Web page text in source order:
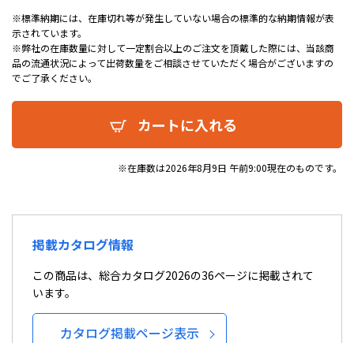
※標準納期には、在庫切れ等が発生していない場合の標準的な納期情報が表
示されています。
※弊社の在庫数量に対して一定割合以上のご注文を頂戴した際には、当該商
品の流通状況によって出荷数量をご相談させていただく場合がございますの
でご了承ください。
カートに入れる
※在庫数は2026年8月9日 午前9:00現在のものです。
掲載カタログ情報
この商品は、総合カタログ2026の36ページに掲載されて
います。
カタログ掲載ページ表示